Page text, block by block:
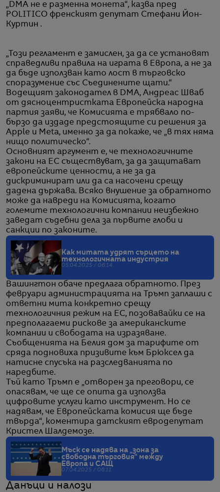
„DMA не е разменна монета“, казва пред
POLITICO френският депутат Стефани Йон-
Куртин .
„Този регламент е замислен, за да се установят
справедливи правила на играта в Европа, а не за
да бъде използван като лост в търговско
споразумение със Съединените щати.“
Водещият законодател в DMA, Андреас Шваб
от дясноцентристката Европейска народна
партия заяви, че Комисията е трябвало по-
бързо да издаде предстоящите си решения за
Apple и Meta, именно за да покаже, че „в тях няма
нищо политическо“.
Основният аргумент е, че технологичните
закони на ЕС съществуват, за да защитават
европейските ценности, а не за да
дискриминират или да са насочени срещу
дадена държава. Всяко внушение за обратното
може да навреди на Комисията, когато
големите технологични компании неизбежно
заведат съдебни дела за първите глоби и
санкции по законите.
Как митата удрят сърцето на
технологичната индустрия
05.04.2025 / 06:14
Вашингтон обаче предлага обратното. През
февруари администрацията на Тръмп заплаши с
ответни мита конкретно срещу
технологичния режим на ЕС, позовавайки се на
предполагаеми рискове за американските
компании и свободата на изразяване.
Съобщенията на Белия дом за тарифите от
сряда подновиха призивите към Брюксел да
натисне спусъка на разследванията по
наредбите.
Тъй като Тръмп е „отворен за преговори, се
опасявам, че ще се опита да използва
цифровите услуги като инструмент. Но се
надявам, че Европейската комисия ще бъде
твърда“, коментира датският евродепутат
Кристел Шалдемозе.
Мъск се надява на „зона за
свободна търговия“ между
Европа и САЩ
07.04.2025 / 06:11
Данъци и налози